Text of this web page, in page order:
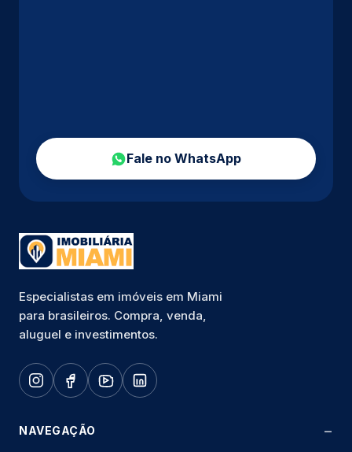
Fale no WhatsApp
Especialistas em imóveis em Miami
para brasileiros. Compra, venda,
aluguel e investimentos.
NAVEGAÇÃO